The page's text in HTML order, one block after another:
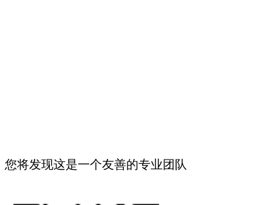
您将发现这是一个友善的专业团队